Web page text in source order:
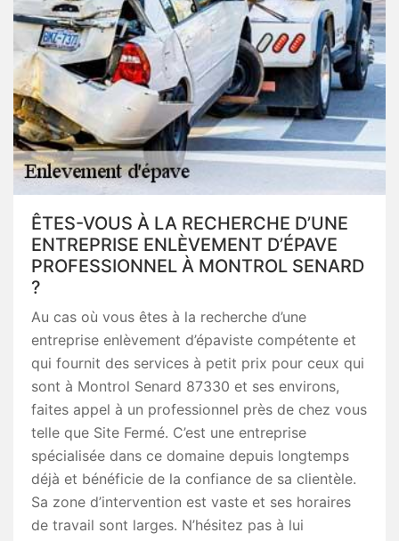
ÊTES-VOUS À LA RECHERCHE D’UNE
ENTREPRISE ENLÈVEMENT D’ÉPAVE
PROFESSIONNEL À MONTROL SENARD
?
Au cas où vous êtes à la recherche d’une
entreprise enlèvement d’épaviste compétente et
qui fournit des services à petit prix pour ceux qui
sont à Montrol Senard 87330 et ses environs,
faites appel à un professionnel près de chez vous
telle que Site Fermé. C’est une entreprise
spécialisée dans ce domaine depuis longtemps
déjà et bénéficie de la confiance de sa clientèle.
Sa zone d’intervention est vaste et ses horaires
de travail sont larges. N’hésitez pas à lui